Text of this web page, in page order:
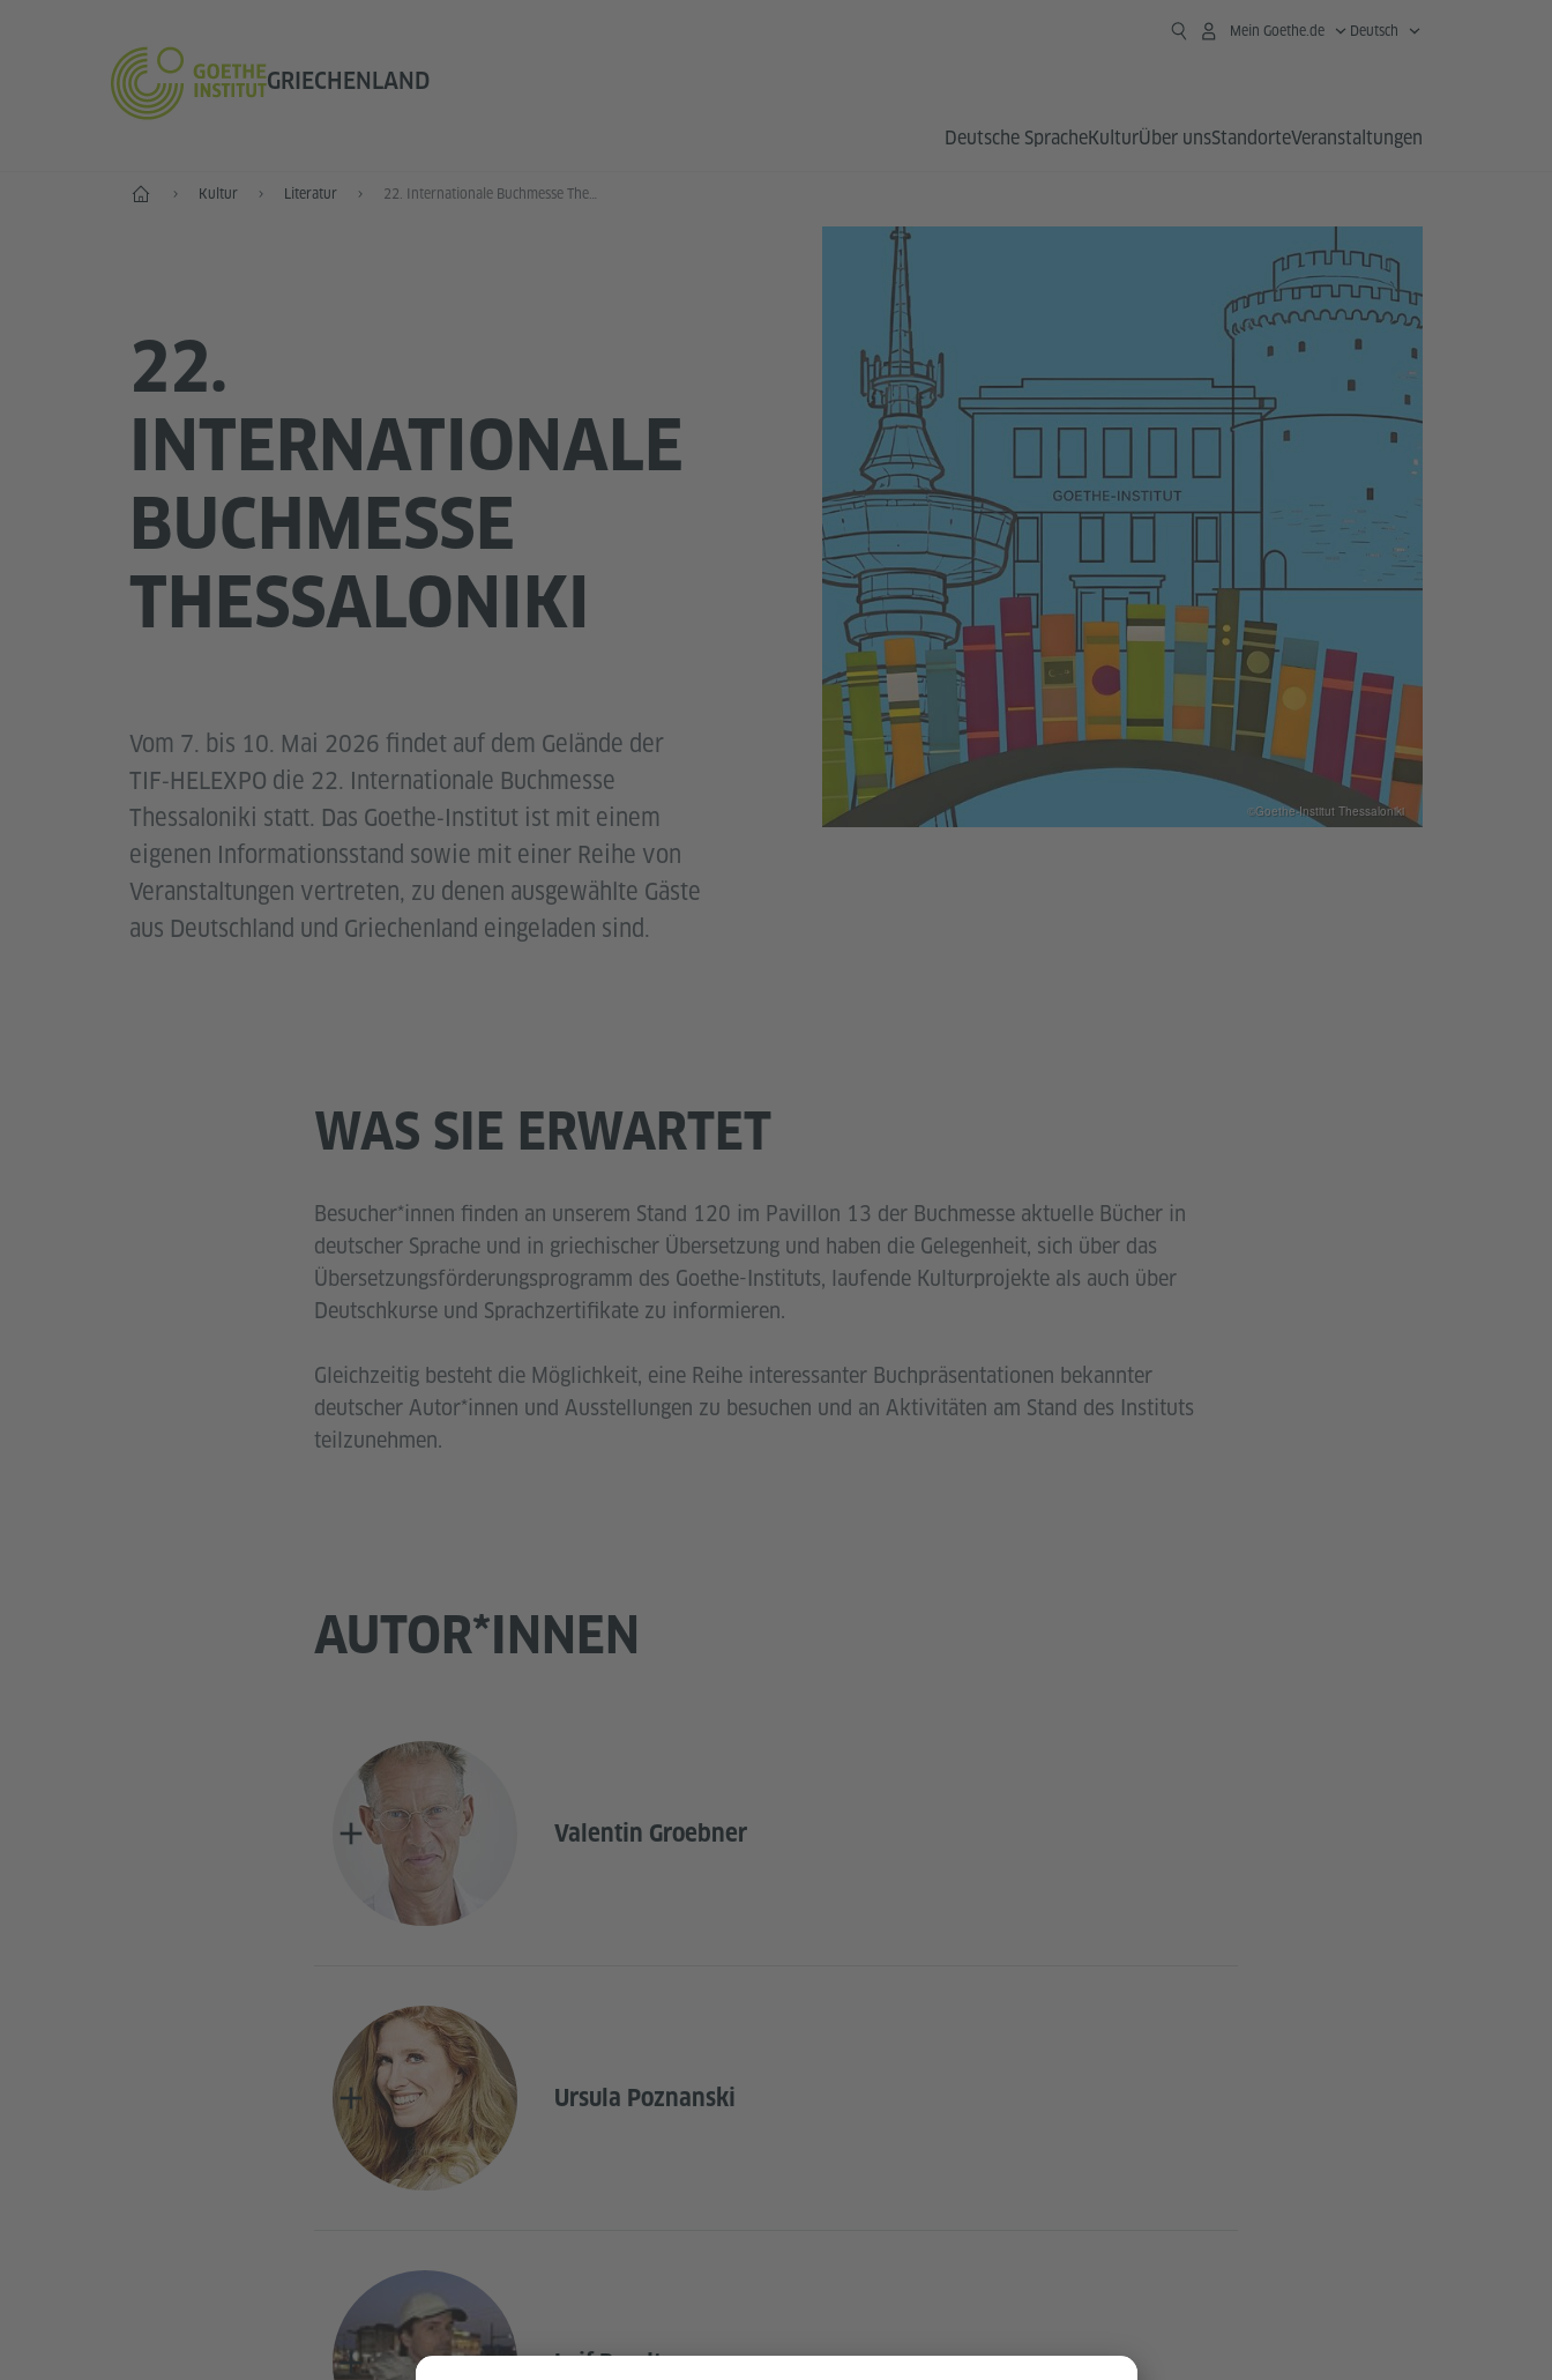
GRIECHENLAND
Mein Goethe.de Deutsch
Deutsche SpracheKulturÜber unsStandorteVeranstaltungen
Start Kultur Literatur 22. Internationale Buchmesse Thessaloniki
22.
INTERNATIONALE
BUCHMESSE
THESSALONIKI
Vom 7. bis 10. Mai 2026 findet auf dem Gelände der
TIF‑HELEXPO die 22. Internationale Buchmesse
Thessaloniki statt. Das Goethe‑Institut ist mit einem
eigenen Informationsstand sowie mit einer Reihe von
Veranstaltungen vertreten, zu denen ausgewählte Gäste
aus Deutschland und Griechenland eingeladen sind.
©Goethe-Institut Thessaloniki
WAS SIE ERWARTET
Besucher*innen finden an unserem Stand 120 im Pavillon 13 der Buchmesse aktuelle Bücher in
deutscher Sprache und in griechischer Übersetzung und haben die Gelegenheit, sich über das
Übersetzungsförderungsprogramm des Goethe-Instituts, laufende Kulturprojekte als auch über
Deutschkurse und Sprachzertifikate zu informieren.
Gleichzeitig besteht die Möglichkeit, eine Reihe interessanter Buchpräsentationen bekannter
deutscher Autor*innen und Ausstellungen zu besuchen und an Aktivitäten am Stand des Instituts
teilzunehmen.
AUTOR*INNEN
Valentin Groebner
Ursula Poznanski
Leif Randt